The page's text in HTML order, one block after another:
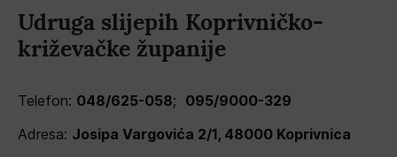
Udruga slijepih Koprivničko-
križevačke županije
Telefon: 048/625-058; 095/9000-329
Adresa: Josipa Vargovića 2/1, 48000 Koprivnica